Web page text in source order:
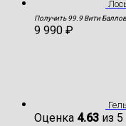
Получить 99.9 Вити Баллов
9 990 ₽
Оценка 4.63 из 5